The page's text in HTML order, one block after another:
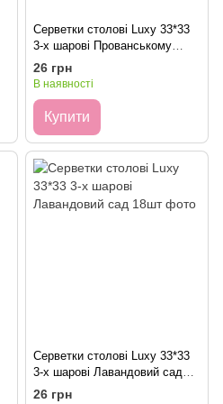
Серветки столові Luxy 33*33
3-х шарові Прованському
подвір'ї 18шт
26 грн
В наявності
Купити
Серветки столові Luxy 33*33
3-х шарові Лавандовий сад
18шт
26 грн